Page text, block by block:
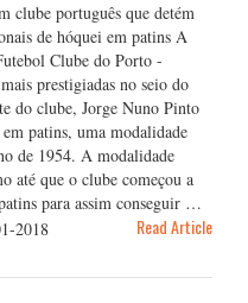
clube português que detém
de hóquei em patins A
Clube do Porto -
prestigiadas no seio do
do clube, Jorge Nuno Pinto
patins, uma modalidade
de 1954. A modalidade
até que o clube começou a
para assim conseguir …
2018 Read Article